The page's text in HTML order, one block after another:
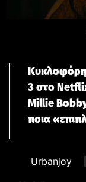
έρχεται στους
CINEMA3 στο
Millie Bobby
ποια
Urbanjoy